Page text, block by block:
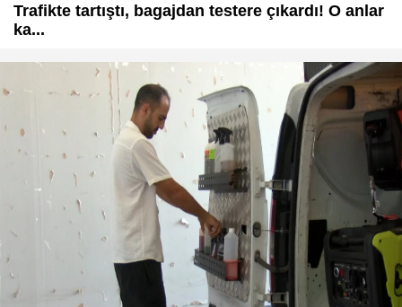
Trafikte tartıştı, bagajdan testere çıkardı! O anlar
ka...